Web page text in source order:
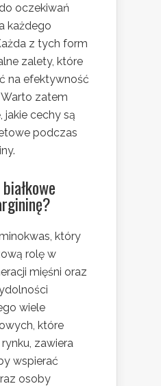
oczekiwań
każdego
z tych form
zalety, które
na efektywność
zatem
jakie cechy są
podczas
który
rolę w
mięśni oraz
wiele
które
zawiera
wspierać
osoby